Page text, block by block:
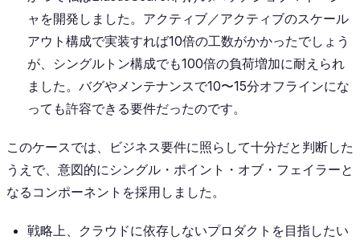
ャを開発しました。アクティブ／アクティブのスケール
アウト構成で実装すれば10倍の工数がかかったでしょう
が、シングルトン構成でも100倍の負荷増加に耐えられ
ました。バグやメンテナンスで10〜15分オフラインにな
っても許容できる要件だったのです。
このケースでは、ビジネス要件に照らして十分だと判断した
うえで、意図的にシングル・ポイント・オブ・フェイラーと
なるコンポーネントを採用しました。
戦略上、クラウドに依存しないプロダクトを目指したい